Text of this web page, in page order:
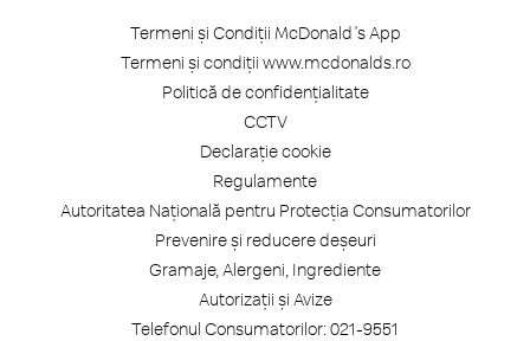
Termeni și Condiții McDonald's App
Termeni și condiții www.mcdonalds.ro
Politică de confidențialitate
CCTV
Declarație cookie
Regulamente
Autoritatea Națională pentru Protecția Consumatorilor
Prevenire și reducere deșeuri
Gramaje, Alergeni, Ingrediente
Autorizații și Avize
Telefonul Consumatorilor: 021-9551